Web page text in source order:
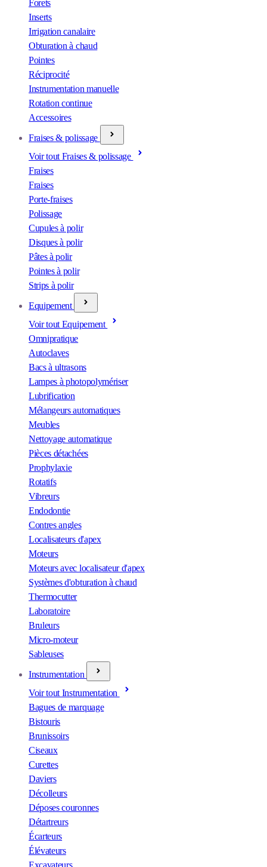
Forets
Inserts
Irrigation canalaire
Obturation à chaud
Pointes
Réciprocité
Instrumentation manuelle
Rotation continue
Accessoires
Fraises & polissage
Voir tout Fraises & polissage
Fraises
Fraises
Porte-fraises
Polissage
Cupules à polir
Disques à polir
Pâtes à polir
Pointes à polir
Strips à polir
Equipement
Voir tout Equipement
Omnipratique
Autoclaves
Bacs à ultrasons
Lampes à photopolymériser
Lubrification
Mélangeurs automatiques
Meubles
Nettoyage automatique
Pièces détachées
Prophylaxie
Rotatifs
Vibreurs
Endodontie
Contres angles
Localisateurs d'apex
Moteurs
Moteurs avec localisateur d'apex
Systèmes d'obturation à chaud
Thermocutter
Laboratoire
Bruleurs
Micro-moteur
Sableuses
Instrumentation
Voir tout Instrumentation
Bagues de marquage
Bistouris
Brunissoirs
Ciseaux
Curettes
Daviers
Décolleurs
Déposes couronnes
Détartreurs
Écarteurs
Élévateurs
Excavateurs